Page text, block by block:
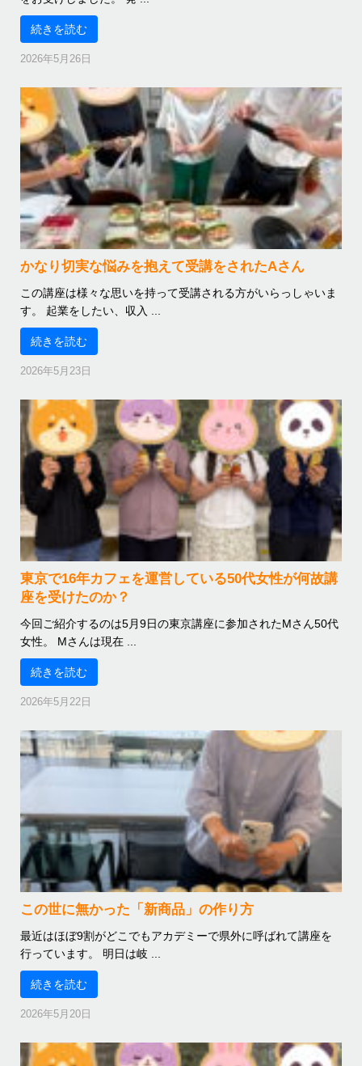
続きを読む
2026年5月26日
かなり切実な悩みを抱えて受講をされたAさん
この講座は様々な思いを持って受講される方がいらっしゃいま
す。 起業をしたい、収入 ...
続きを読む
2026年5月23日
東京で16年カフェを運営している50代女性が何故講
座を受けたのか？
今回ご紹介するのは5月9日の東京講座に参加されたMさん50代
女性。 Mさんは現在 ...
続きを読む
2026年5月22日
この世に無かった「新商品」の作り方
最近はほぼ9割がどこでもアカデミーで県外に呼ばれて講座を
行っています。 明日は岐 ...
続きを読む
2026年5月20日